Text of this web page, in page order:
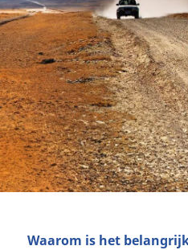
Waarom is het